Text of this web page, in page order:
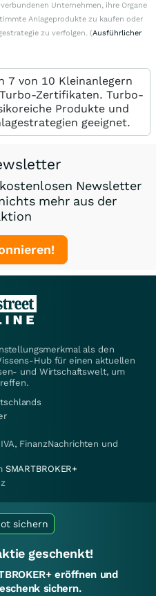
Unternehmen, ihre Organe
Anlageprodukte zu kaufen oder
zu verfolgen. (Ausführlicher
7 von 10 Kleinanlegern
Zertifikaten. Turbo-
Produkte und
geeignet.
Newsletter
mehr aus der
als den
Hub für einen aktuellen
und Wirtschaftswelt, um
FinanzNachrichten und
SMARTBROKER+
sichern
geschenkt!
eröffnen und
sichern.